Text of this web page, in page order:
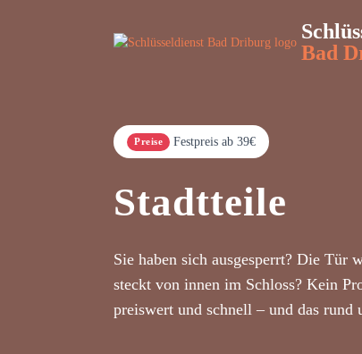
Bad
Preise Festpreis ab 39€
Stadtteile
Sie haben sich ausgesperrt? Die Tür
steckt von innen im Schloss? Kein
preiswert und schnell – und das rund